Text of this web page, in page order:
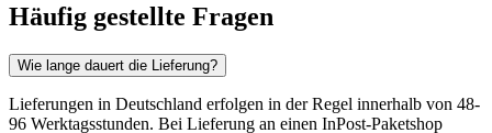
Häufig gestellte Fragen
Wie lange dauert die Lieferung?
Lieferungen in Deutschland erfolgen in der Regel innerhalb von 48-
96 Werktagsstunden. Bei Lieferung an einen InPost-Paketshop